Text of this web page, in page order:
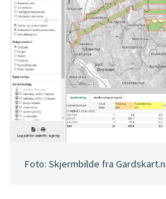
Foto: Skjermbilde fra